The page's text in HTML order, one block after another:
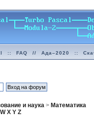
:: FAQ // Ада–2020 ::
и наука> Математика
W X Y Z